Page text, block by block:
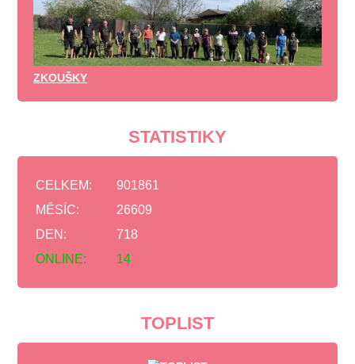
ZKOUŠKY
STATISTIKY
ONLINE: 14
CELKEM:
901861
MĚSÍC:
26609
DEN:
718
TOPLIST